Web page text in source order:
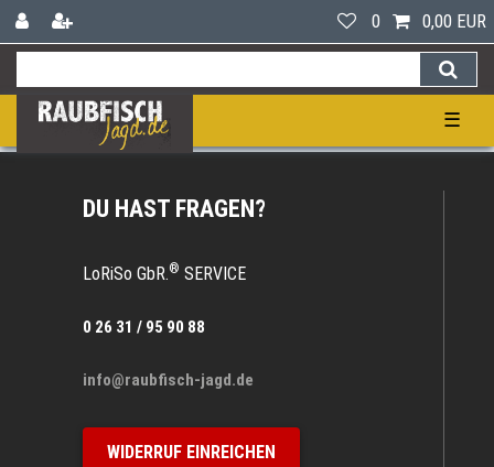
0 0,00 EUR
☰
DU HAST FRAGEN?
LoRiSo GbR.® SERVICE
0 26 31 / 95 90 88
info@raubfisch-jagd.de
WIDERRUF EINREICHEN